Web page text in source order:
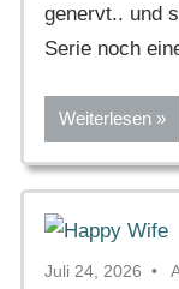
genervt.. und
Serie noch
Weiterlesen
Juli 24, 2026